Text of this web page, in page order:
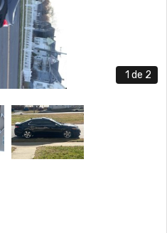
1 de 2